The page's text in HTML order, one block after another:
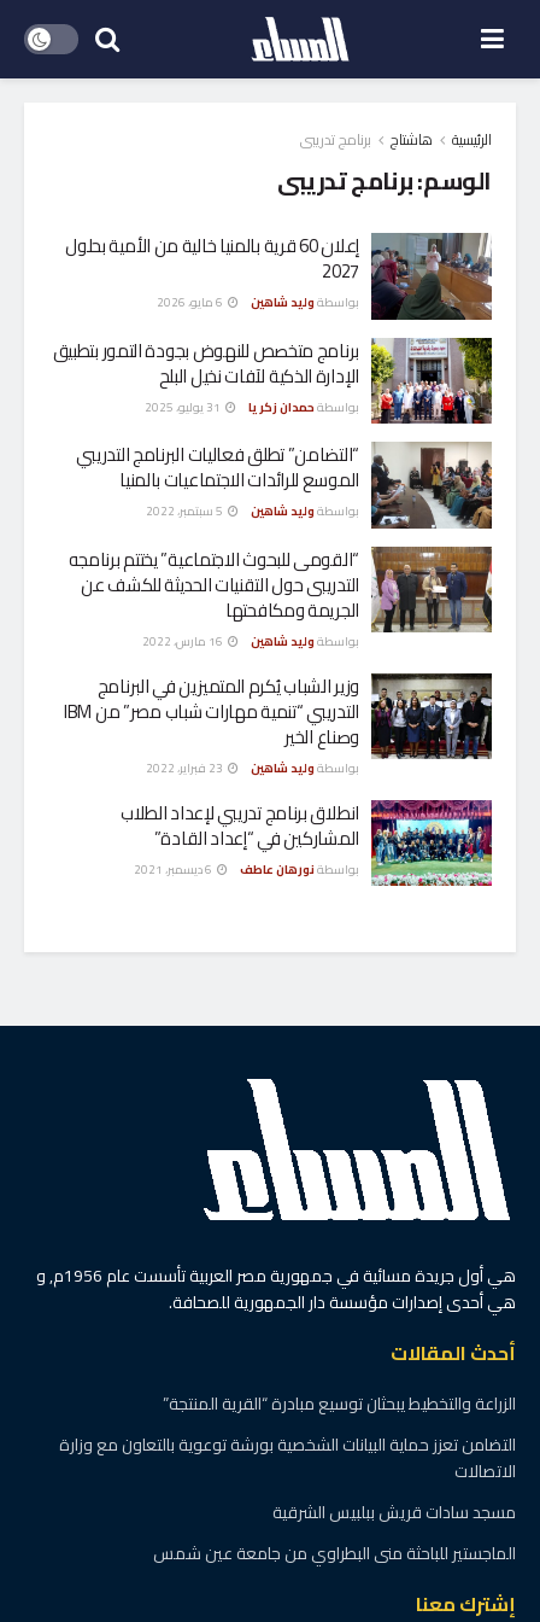
الرئيسية هاشتاج برنامج تدريبى
الوسم:برنامج تدريبى
إعلان 60 قرية بالمنيا خالية من الأمية بحلول
2027
بواسطةوليد شاهين
برنامج متخصص للنهوض بجودة التمور بتطبيق
الإدارة الذكية لآفات نخيل البلح
بواسطةحمدان زكريا
“التضامن” تطلق فعاليات البرنامج التدريبي
الموسع للرائدات الاجتماعيات بالمنيا
بواسطةوليد شاهين
“القومى للبحوث الاجتماعية” يختتم برنامجه
التدريبى حول التقنيات الحديثة للكشف عن
الجريمة ومكافحتها
بواسطةوليد شاهين
وزير الشباب يُكرم المتميزين في البرنامج
التدريبي “تنمية مهارات شباب مصر” من IBM
وصناع الخير
بواسطةوليد شاهين
انطلاق برنامج تدريبي لإعداد الطلاب
المشاركين في “إعداد القادة”
بواسطةنورهان عاطف
هي أول جريدة مسائية في جمهورية مصر العربية تأسست عام 1956م, و
هي أحدى إصدارات مؤسسة دار الجمهورية للصحافة.
أحدث المقالات
الزراعة والتخطيط يبحثان توسيع مبادرة “القرية المنتجة”
التضامن تعزز حماية البيانات الشخصية بورشة توعوية بالتعاون مع وزارة
الاتصالات
مسجد سادات قريش ببلبيس الشرقية
الماجستير للباحثة منى البطراوي من جامعة عين شمس
إشترك معنا